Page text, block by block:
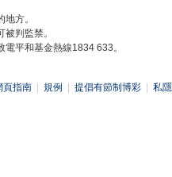
方。
判監禁。
平和基金熱線1834 633。
頁指南 規例 提倡有節制博彩 私